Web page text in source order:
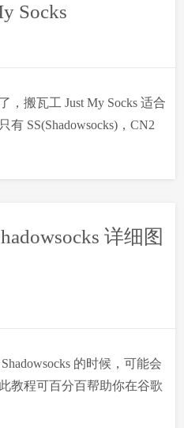
Socks
，搬瓦工 Just My Socks 适合
SS(Shadowsocks)，CN2
详细图
的时候，可能会
教程可百分百帮助你在谷歌